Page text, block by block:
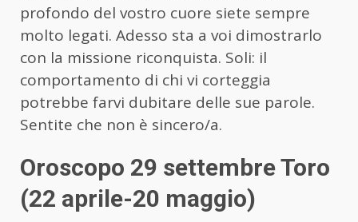
profondo del vostro cuore siete sempre
molto legati. Adesso sta a voi dimostrarlo
con la missione riconquista. Soli: il
comportamento di chi vi corteggia
potrebbe farvi dubitare delle sue parole.
Sentite che non è sincero/a.
Oroscopo 29 settembre Toro
(22 aprile-20 maggio)